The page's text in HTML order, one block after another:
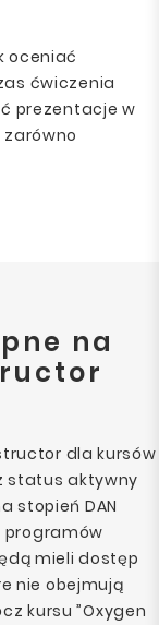
oceniać
ćwiczenia
prezentacje w
na
dla kursów
status aktywny
stopień DAN
programów
mieli dostęp
nie obejmują
kursu ”Oxygen